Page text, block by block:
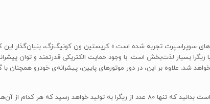
سوپراسپرت تجربه شده است.» کریستین ون کونیگ‌زگ، بنیان‌گذار این
بسیار لذت‌بخش است. با وجود حمایت الکتریکی قدرتمند و توان پیشرانه‌ی
شما تکرار نخواهد شد. علاوه بر این، در دور موتورهای پایین، پیشرانه‌ی خودرو